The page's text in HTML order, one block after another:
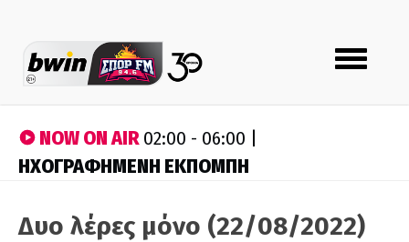
Toggle
navigation
NOW ON AIR02:00 - 06:00 |
ΗΧΟΓΡΑΦΗΜΕΝΗ ΕΚΠΟΜΠΗ
Δυο λέρες μόνο (22/08/2022)